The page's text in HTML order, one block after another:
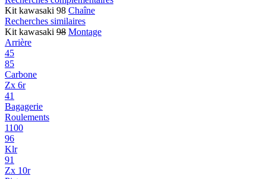
Kit kawasaki 98 Chaîne
Recherches similaires
Kit kawasaki 98 Montage
Arrière
45
85
Carbone
Zx 6r
41
Bagagerie
Roulements
1100
96
Klr
91
Zx 10r